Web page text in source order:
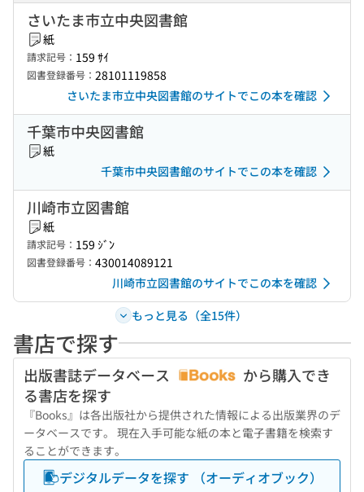
さいたま市立中央図書館
紙
請求記号： 159 ｻｲ
図書登録番号： 28101119858
さいたま市立中央図書館のサイトでこの本を確認
千葉市中央図書館
紙
千葉市中央図書館のサイトでこの本を確認
川崎市立図書館
紙
請求記号： 159 ｼﾞﾝ
図書登録番号： 430014089121
川崎市立図書館のサイトでこの本を確認
もっと見る（全15件）
書店で探す
出版書誌データベース
から購入でき
る書店を探す
『Books』は各出版社から提供された情報による出版業界のデ
ータベースです。 現在入手可能な紙の本と電子書籍を検索す
ることができます。
デジタルデータを探す （オーディオブック）